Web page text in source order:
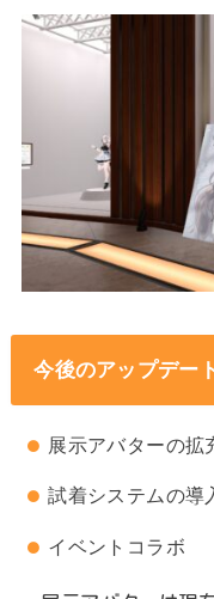
今後のアップデー
展示アバターの拡
試着システムの導
イベントコラボ